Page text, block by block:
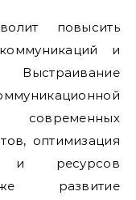
повысить
и
Выстраивание
современных
оптимизация
и ресурсов
развитие